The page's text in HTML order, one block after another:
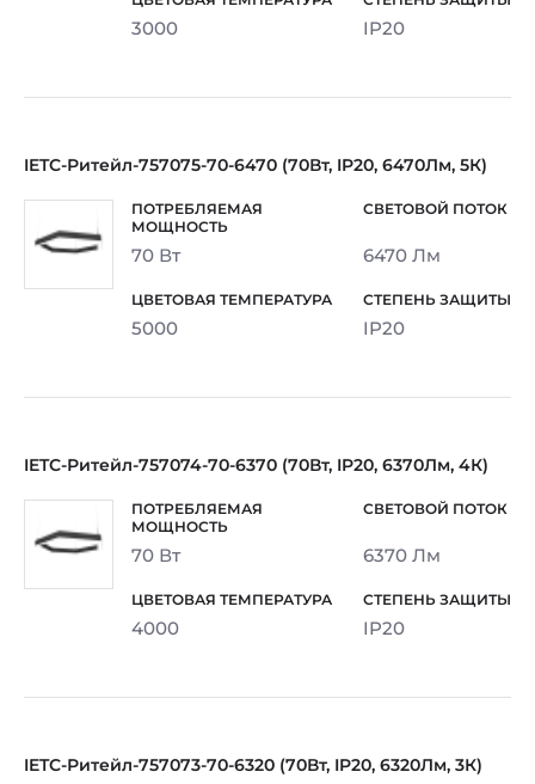
3000 IP20
IETC-Ритейл-757075-70-6470 (70Вт, IP20, 6470Лм, 5К)
70 Вт 6470 Лм
5000 IP20
IETC-Ритейл-757074-70-6370 (70Вт, IP20, 6370Лм, 4К)
70 Вт 6370 Лм
4000 IP20
IETC-Ритейл-757073-70-6320 (70Вт, IP20, 6320Лм, 3К)